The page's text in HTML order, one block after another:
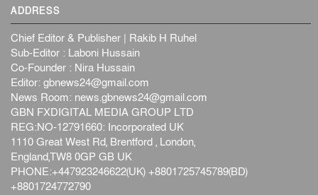
ADDRESS
Chief Editor & Publisher | Rakib H Ruhel
Sub-Editor : Laboni Hussain
Co-Founder : Nira Hussain
Editor: gbnews24@gmail.com
News Room: news.gbnews24@gmail.com
GBN FXDIGITAL MEDIA GROUP LTD
REG:NO-12791660: Incorporated UK
1110 Great West Rd, Brentford , London,
England,TW8 0GP GB UK
PHONE:+447923246622(UK) +8801725745789(BD)
+8801724772790